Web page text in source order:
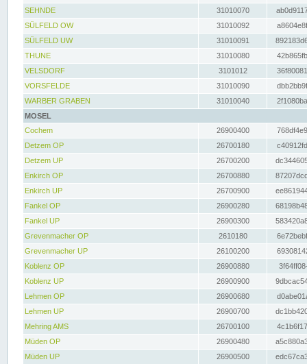
SEHNDE
31010070
SÜLFELD OW
31010092
SÜLFELD UW
31010091
THUNE
31010080
VELSDORF
3101012
VORSFELDE
31010090
WARBER GRABEN
31010040
MOSEL
Cochem
26900400
Detzem OP
26700180
Detzem UP
26700200
Enkirch OP
26700880
Enkirch UP
26700900
Fankel OP
26900280
Fankel UP
26900300
Grevenmacher OP
2610180
Grevenmacher UP
26100200
Koblenz OP
26900880
Koblenz UP
26900900
Lehmen OP
26900680
Lehmen UP
26900700
Mehring AMS
26700100
Müden OP
26900480
Müden UP
26900500